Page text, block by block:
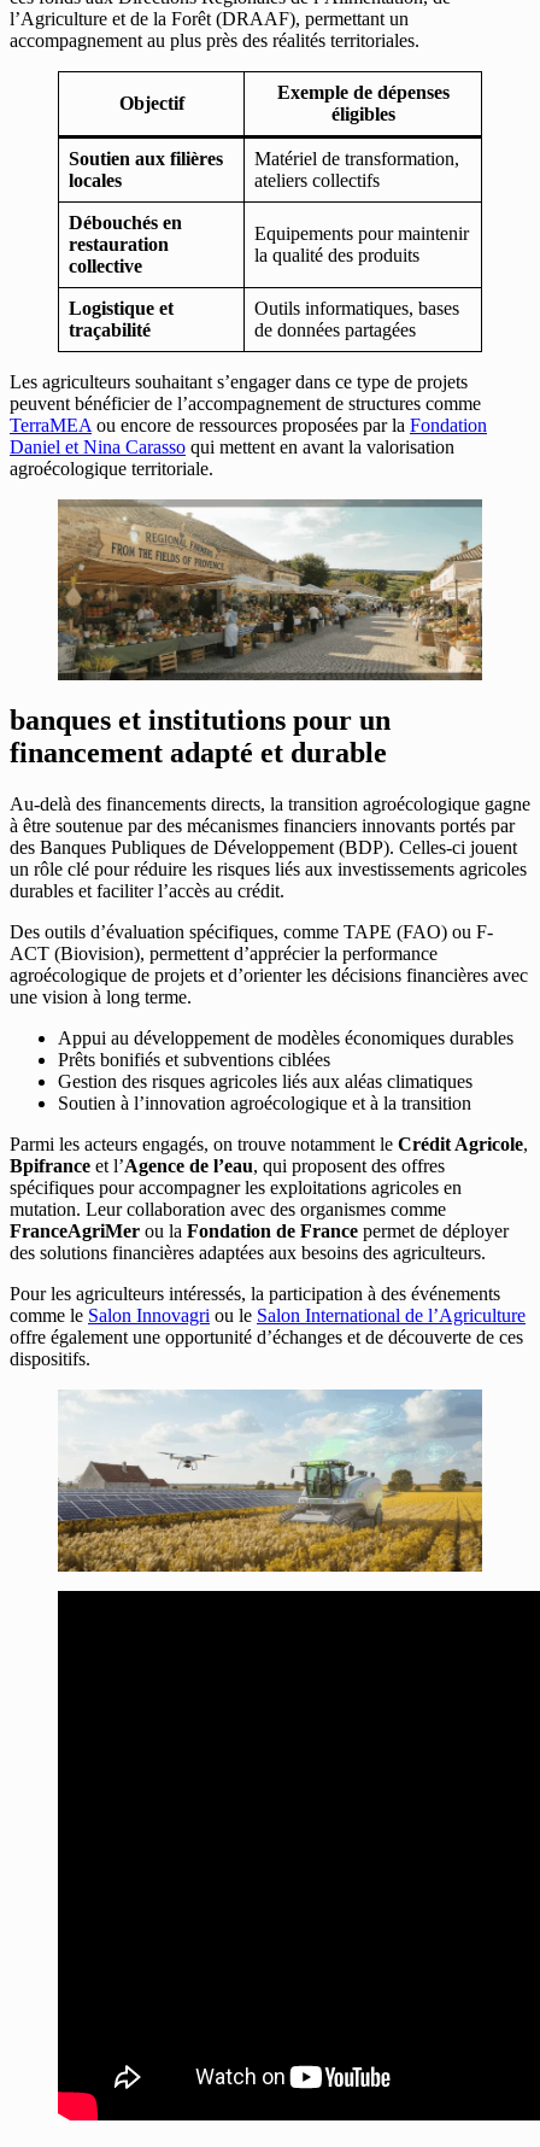
l’Agriculture et de la Forêt (DRAAF), permettant un
accompagnement au plus près des réalités territoriales.
Objectif
Exemple de dépenses
éligibles
Soutien aux filières
locales
Matériel de transformation,
ateliers collectifs
Débouchés en
restauration
collective
Equipements pour maintenir
la qualité des produits
Logistique et
traçabilité
Outils informatiques, bases
de données partagées
Les agriculteurs souhaitant s’engager dans ce type de projets
peuvent bénéficier de l’accompagnement de structures comme
TerraMEA ou encore de ressources proposées par la Fondation
Daniel et Nina Carasso qui mettent en avant la valorisation
agroécologique territoriale.
banques et institutions pour un
financement adapté et durable
Au-delà des financements directs, la transition agroécologique gagne
à être soutenue par des mécanismes financiers innovants portés par
des Banques Publiques de Développement (BDP). Celles-ci jouent
un rôle clé pour réduire les risques liés aux investissements agricoles
durables et faciliter l’accès au crédit.
Des outils d’évaluation spécifiques, comme TAPE (FAO) ou F-
ACT (Biovision), permettent d’apprécier la performance
agroécologique de projets et d’orienter les décisions financières avec
une vision à long terme.
Appui au développement de modèles économiques durables
Prêts bonifiés et subventions ciblées
Gestion des risques agricoles liés aux aléas climatiques
Soutien à l’innovation agroécologique et à la transition
Parmi les acteurs engagés, on trouve notamment le Crédit Agricole,
Bpifrance et l’Agence de l’eau, qui proposent des offres
spécifiques pour accompagner les exploitations agricoles en
mutation. Leur collaboration avec des organismes comme
FranceAgriMer ou la Fondation de France permet de déployer
des solutions financières adaptées aux besoins des agriculteurs.
Pour les agriculteurs intéressés, la participation à des événements
comme le Salon Innovagri ou le Salon International de l’Agriculture
offre également une opportunité d’échanges et de découverte de ces
dispositifs.